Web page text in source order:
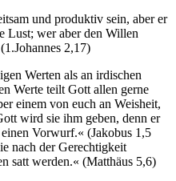
und produktiv sein, aber er
wer aber den Willen
2,17)
Werten als an irdischen
Werte teilt Gott allen gerne
einem von euch an Weisheit,
wird sie ihm geben, denn er
Vorwurf.« (Jakobus 1,5
nach der Gerechtigkeit
satt werden.« (Matthäus 5,6)